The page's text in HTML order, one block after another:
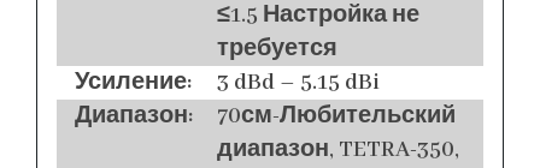
≤1.5 Настройка не
требуется
Усиление:
3 dBd – 5.15 dBi
Диапазон:
70см-Любительский
диапазон, TETRA-350,